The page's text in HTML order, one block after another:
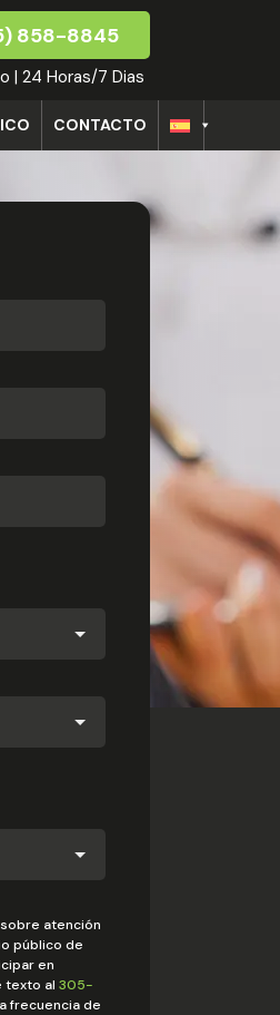
858-8845
| 24 Horas/7 Dias
CONTACTO
atención
público de
en
texto al 305-
frecuencia de